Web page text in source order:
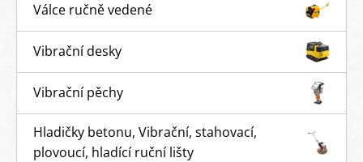
Válce ručně vedené
Vibrační desky
Vibrační pěchy
Hladičky betonu, Vibrační, stahovací,
plovoucí, hladící ruční lišty